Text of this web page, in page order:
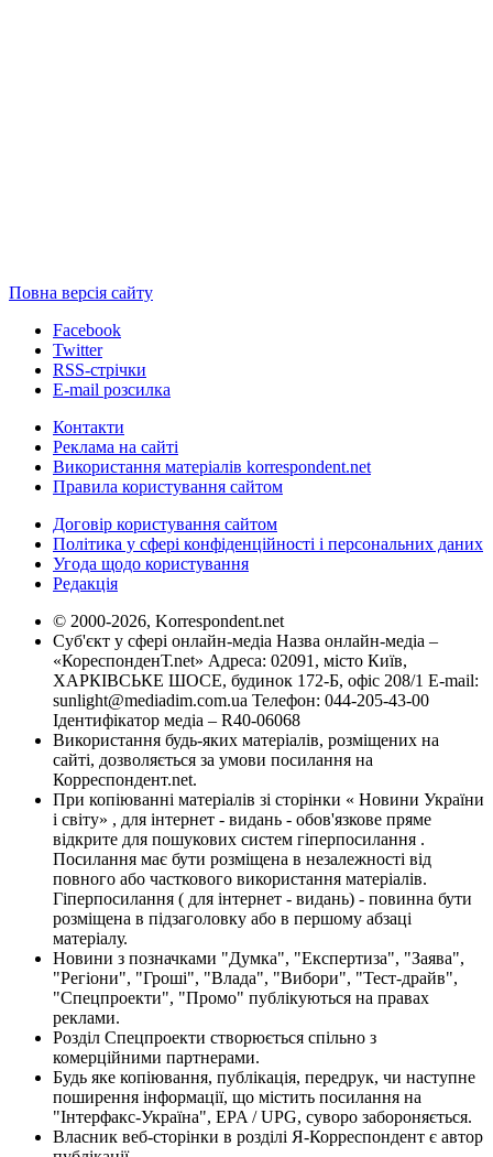
Повна версія сайту
Facebook
Twitter
RSS-стрічки
E-mail розсилка
Контакти
Реклама на сайті
Використання матеріалів korrespondent.net
Правила користування сайтом
Договір користування сайтом
Політика у сфері конфіденційності і персональних даних
Угода щодо користування
Редакція
© 2000-2026, Korrespondent.net
Суб'єкт у сфері онлайн-медіа Назва онлайн-медіа –
«КореспонденТ.net» Адреса: 02091, місто Київ,
ХАРКІВСЬКЕ ШОСЕ, будинок 172-Б, офіс 208/1 E-mail:
sunlight@mediadim.com.ua Телефон: 044-205-43-00
Ідентифікатор медіа – R40-06068
Використання будь-яких матеріалів, розміщених на
сайті, дозволяється за умови посилання на
Корреспондент.net.
При копіюванні матеріалів зі сторінки « Новини України
і світу» , для інтернет - видань - обов'язкове пряме
відкрите для пошукових систем гіперпосилання .
Посилання має бути розміщена в незалежності від
повного або часткового використання матеріалів.
Гіперпосилання ( для інтернет - видань) - повинна бути
розміщена в підзаголовку або в першому абзаці
матеріалу.
Новини з позначками "Думка", "Експертиза", "Заява",
"Регіони", "Гроші", "Влада", "Вибори", "Тест-драйв",
"Спецпроекти", "Промо" публікуються на правах
реклами.
Розділ Спецпроекти створюється спільно з
комерційними партнерами.
Будь яке копіювання, публікація, передрук, чи наступне
поширення інформації, що містить посилання на
"Інтерфакс-Україна", EPA / UPG, суворо забороняється.
Власник веб-сторінки в розділі Я-Корреспондент є автор